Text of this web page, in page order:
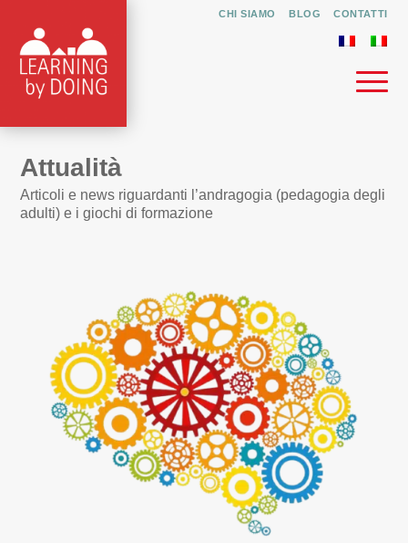
CHI SIAMO BLOG CONTATTI
Attualità
Articoli e news riguardanti l’andragogia (pedagogia degli
adulti) e i giochi di formazione